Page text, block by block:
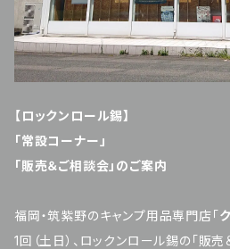
【ロックンロール錫】
「常設コーナー」
「販売＆ご相談会」のご案内
福岡・筑紫野のキャンプ用品専門店「
1回（土日）、ロックンロール錫の「販